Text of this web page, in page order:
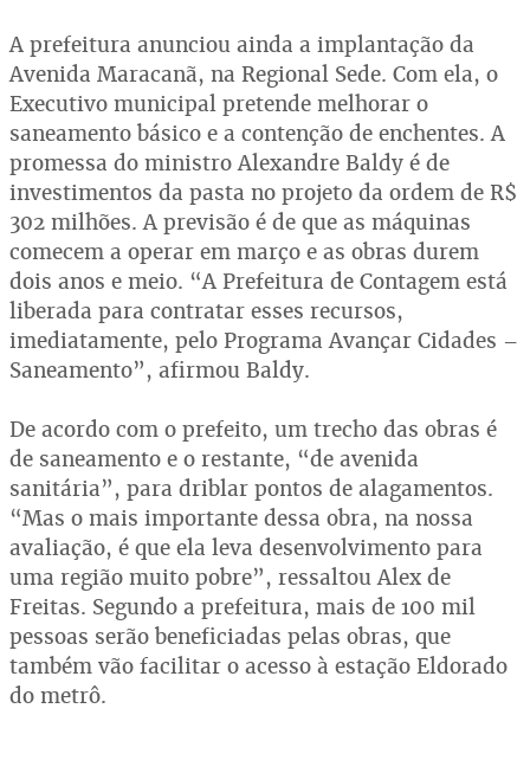
A prefeitura anunciou ainda a implantação da
Avenida Maracanã, na Regional Sede. Com ela, o
Executivo municipal pretende melhorar o
saneamento básico e a contenção de enchentes. A
promessa do ministro Alexandre Baldy é de
investimentos da pasta no projeto da ordem de R$
302 milhões. A previsão é de que as máquinas
comecem a operar em março e as obras durem
dois anos e meio. “A Prefeitura de Contagem está
liberada para contratar esses recursos,
imediatamente, pelo Programa Avançar Cidades –
Saneamento”, afirmou Baldy.
De acordo com o prefeito, um trecho das obras é
de saneamento e o restante, “de avenida
sanitária”, para driblar pontos de alagamentos.
“Mas o mais importante dessa obra, na nossa
avaliação, é que ela leva desenvolvimento para
uma região muito pobre”, ressaltou Alex de
Freitas. Segundo a prefeitura, mais de 100 mil
pessoas serão beneficiadas pelas obras, que
também vão facilitar o acesso à estação Eldorado
do metrô.